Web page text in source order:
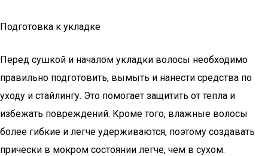
Подготовка к укладке
Перед сушкой и началом укладки волосы необходимо
правильно подготовить, вымыть и нанести средства по
уходу и стайлингу. Это помогает защитить от тепла и
избежать повреждений. Кроме того, влажные волосы
более гибкие и легче удерживаются, поэтому создавать
прически в мокром состоянии легче, чем в сухом.